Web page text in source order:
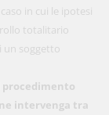
in cui le ipotesi
totalitario
un soggetto
procedimento
intervenga tra